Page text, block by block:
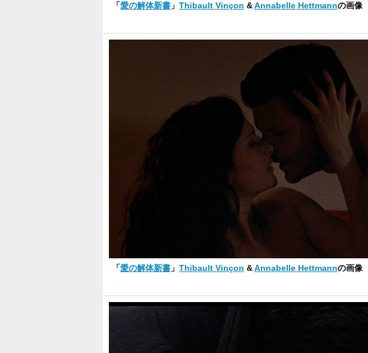
「愛の解体新書 」 Thibault Vinçon &Annabelle Hettmannの画像
「愛の解体新書 」 Thibault Vinçon &Annabelle Hettmannの画像